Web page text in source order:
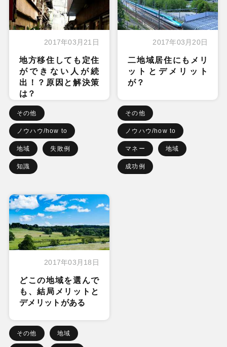
2017年03月21日
地方移住しても定住
ができない人が続
出！？原因と解決策
は？
その他
ノウハウ/how to
地域 失敗例
知識
2017年03月20日
二地域居住にもメリ
ットとデメリット
が？
その他
ノウハウ/how to
マネー 地域
成功例
2017年03月18日
どこの地域を選んで
も、結局メリットと
デメリットがある
その他 地域